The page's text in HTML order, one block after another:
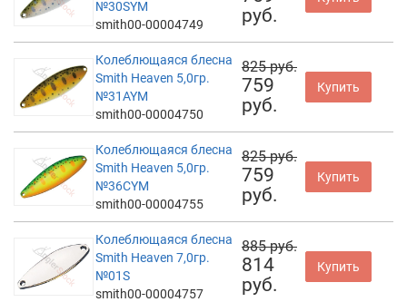
№30SYM
smith00-00004749
руб.
Колеблющаяся блесна
Smith Heaven 5,0гр.
№31AYM
smith00-00004750
825 руб.
759
руб.
Купить
Колеблющаяся блесна
Smith Heaven 5,0гр.
№36CYM
smith00-00004755
825 руб.
759
руб.
Купить
Колеблющаяся блесна
Smith Heaven 7,0гр.
№01S
smith00-00004757
885 руб.
814
руб.
Купить